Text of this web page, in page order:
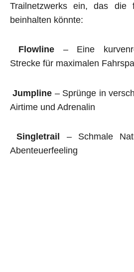
Trailnetzwerks ein, das die
beinhalten könnte:
Flowline – Eine
Strecke für maximalen
Jumpline – Sprünge in
Airtime und Adrenalin
Singletrail
– Schmale
Abenteuerfeeling